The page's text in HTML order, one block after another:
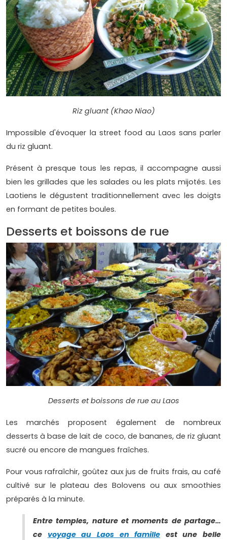
Riz gluant (Khao Niao)
Impossible d'évoquer la street food au Laos sans parler
du riz gluant.
Présent à presque tous les repas, il accompagne aussi
bien les grillades que les salades ou les plats mijotés. Les
Laotiens le dégustent traditionnellement avec les doigts
en formant de petites boules.
Desserts et boissons de rue
Desserts et boissons de rue au Laos
Les marchés proposent également de nombreux
desserts à base de lait de coco, de bananes, de riz gluant
sucré ou encore de mangues fraîches.
Pour vous rafraîchir, goûtez aux jus de fruits frais, au café
cultivé sur le plateau des Bolovens ou aux smoothies
préparés à la minute.
Entre temples, nature et moments de partage…
ce voyage au Laos en famille est une belle